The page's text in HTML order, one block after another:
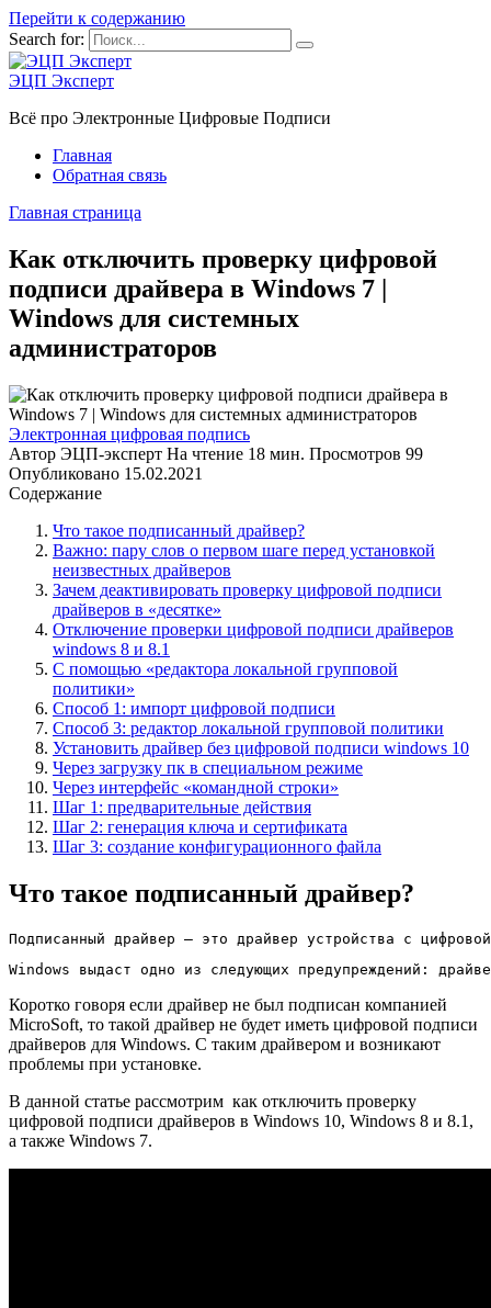
Перейти к содержанию
Search for:
ЭЦП Эксперт
Всё про Электронные Цифровые Подписи
Главная
Обратная связь
Главная страница
Как отключить проверку цифровой
подписи драйвера в Windows 7 |
Windows для системных
администраторов
Электронная цифровая подпись
Автор ЭЦП-эксперт На чтение 18 мин. Просмотров 99
Опубликовано 15.02.2021
Содержание
Что такое подписанный драйвер?
Важно: пару слов о первом шаге перед установкой
неизвестных драйверов
Зачем деактивировать проверку цифровой подписи
драйверов в «десятке»
Отключение проверки цифровой подписи драйверов
windows 8 и 8.1
С помощью «редактора локальной групповой
политики»
Способ 1: импорт цифровой подписи
Способ 3: редактор локальной групповой политики
Установить драйвер без цифровой подписи windows 10
Через загрузку пк в специальном режиме
Через интерфейс «командной строки»
Шаг 1: предварительные действия
Шаг 2: генерация ключа и сертификата
Шаг 3: создание конфигурационного файла
Что такое подписанный драйвер?
Подписанный драйвер — это драйвер устройства c
Windows выдаст одно из следующих предупреждений:
Коротко говоря если драйвер не был подписан компанией
MicroSoft, то такой драйвер не будет иметь цифровой подписи
драйверов для Windows. С таким драйвером и возникают
проблемы при установке.
В данной статье рассмотрим как отключить проверку
цифровой подписи драйверов в Windows 10, Windows 8 и 8.1,
а также Windows 7.